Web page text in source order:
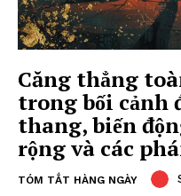
Căng thẳng
trong bối cảnh
thang, biến
rộng và các
TÓM TẮT HÀNG NGÀY